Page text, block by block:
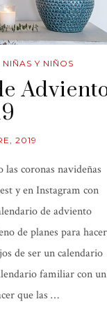
NIÑAS Y NIÑOS
2019
las coronas navideñas
y en Instagram con
de adviento
de planes para hacer
de ser un calendario
familiar con un
que las …